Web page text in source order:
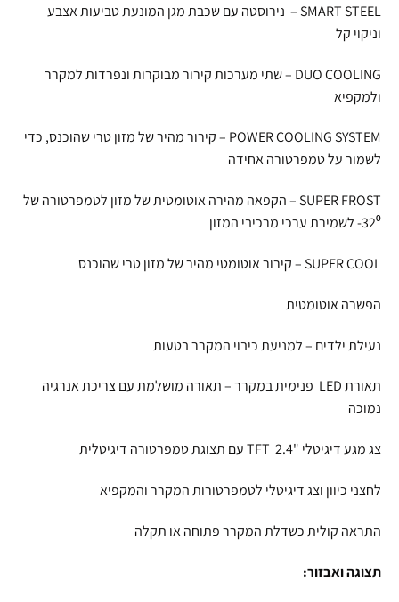
SMART STEEL – נירוסטה עם שכבת מגן המונעת טביעות אצבע
וניקוי קל
DUO COOLING – שתי מערכות קירור מבוקרות ונפרדות למקרר
ולמקפיא
POWER COOLING SYSTEM – קירור מהיר של מזון טרי שהוכנס, כדי
לשמור על טמפרטורה אחידה
SUPER FROST – הקפאה מהירה אוטומטית של מזון לטמפרטורה של
32⁰- לשמירת ערכי מרכיבי המזון
SUPER COOL – קירור אוטומטי מהיר של מזון טרי שהוכנס
הפשרה אוטומטית
נעילת ילדים – למניעת כיבוי המקרר בטעות
תאורת LED פנימית במקרר – תאורה מושלמת עם צריכת אנרגיה
נמוכה
צג מגע דיגיטלי "2.4 TFT עם תצוגת טמפרטורה דיגיטלית
לחצני כיוון וצג דיגיטלי לטמפרטורות המקרר והמקפיא
התראה קולית כשדלת המקרר פתוחה או תקלה
תצוגה ואבזור: